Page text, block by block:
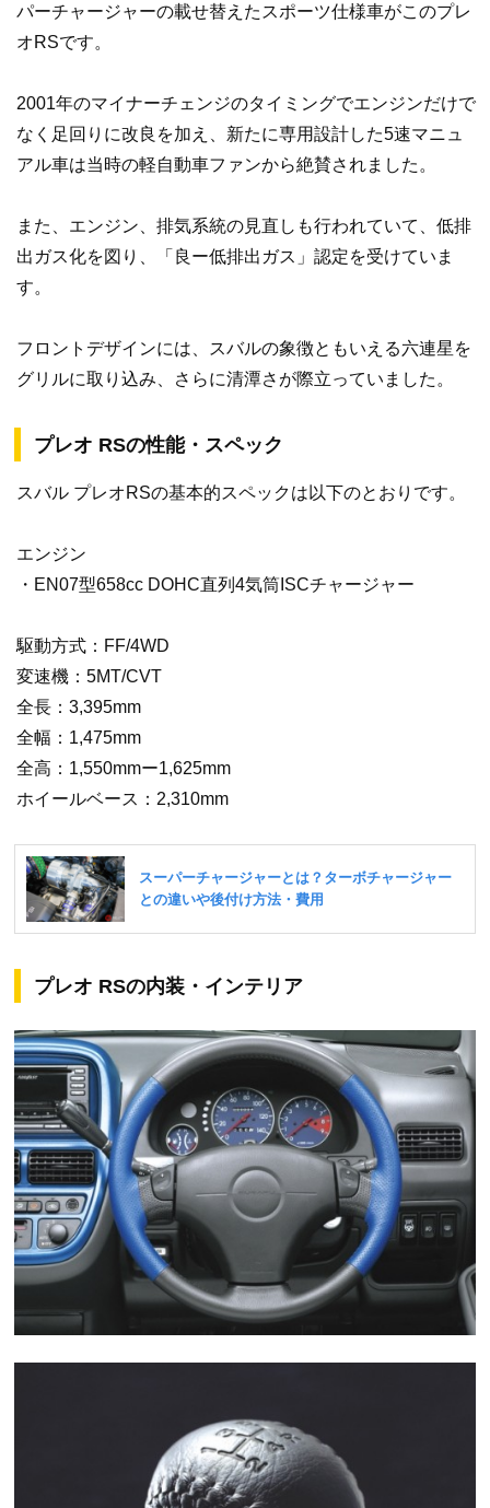
パーチャージャーの載せ替えたスポーツ仕様車がこのプレ
オRSです。
2001年のマイナーチェンジのタイミングでエンジンだけで
なく足回りに改良を加え、新たに専用設計した5速マニュ
アル車は当時の軽自動車ファンから絶賛されました。
また、エンジン、排気系統の見直しも行われていて、低排
出ガス化を図り、「良ー低排出ガス」認定を受けていま
す。
フロントデザインには、スバルの象徴ともいえる六連星を
グリルに取り込み、さらに清潭さが際立っていました。
プレオ RSの性能・スペック
スバル プレオRSの基本的スペックは以下のとおりです。
エンジン
・EN07型658cc DOHC直列4気筒ISCチャージャー
駆動方式：FF/4WD
変速機：5MT/CVT
全長：3,395mm
全幅：1,475mm
全高：1,550mmー1,625mm
ホイールベース：2,310mm
プレオ RSの内装・インテリア